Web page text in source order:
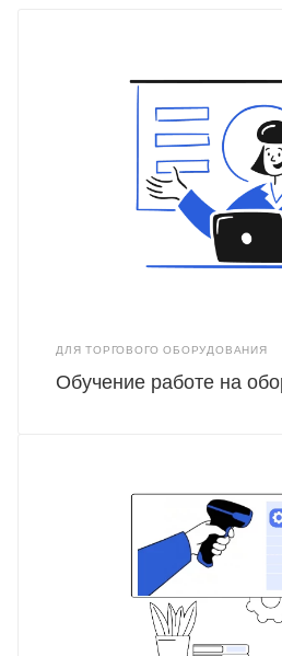
ДЛЯ ТОРГОВОГО ОБОРУДОВАНИЯ
Обучение работе на